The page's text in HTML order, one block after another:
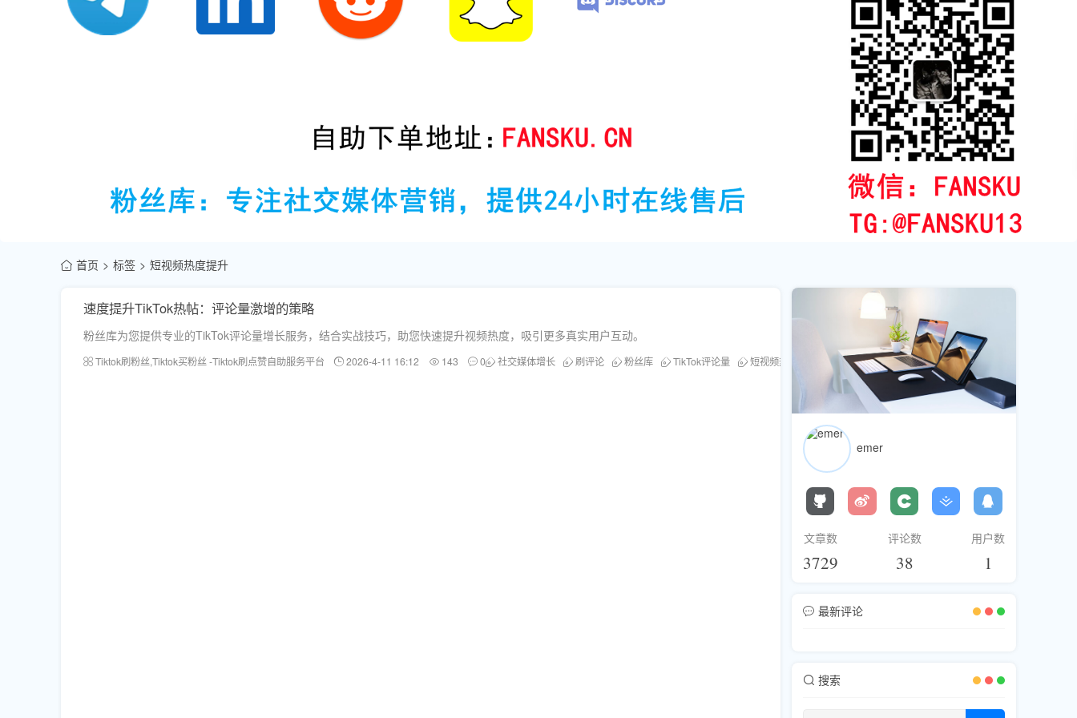
首页 标签 短视频热度提升
速度提升TikTok热帖：评论量激增的策略
粉丝库为您提供专业的TikTok评论量增长服务，结合实战技巧，助您快速提升视频热度，吸引更多真实用户互动。
Tiktok刷粉丝,Tiktok买粉丝 -Tiktok刷点赞自助服务平台 2026-4-11 16:12 143 0 社交媒体增长 刷评论 粉丝库 TikTok评论量 短视频热度提升
emer
文章数
3729
评论数
38
用户数
1
最新评论
搜索